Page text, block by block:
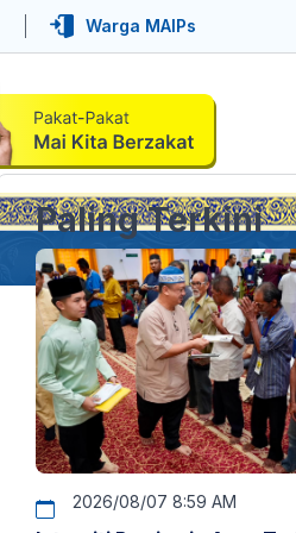
Warga MAIPs
Paling Terkini
2026/08/07 8:59 AM